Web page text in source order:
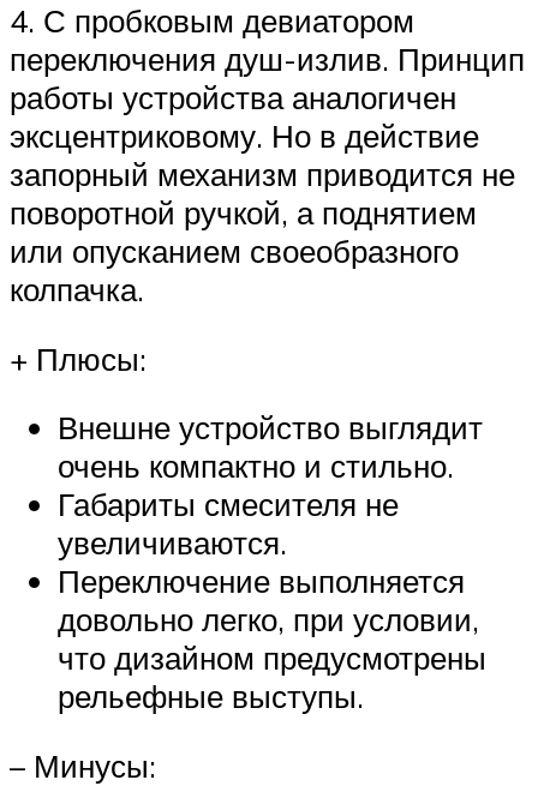
4. С пробковым девиатором
переключения душ-излив. Принцип
работы устройства аналогичен
эксцентриковому. Но в действие
запорный механизм приводится не
поворотной ручкой, а поднятием
или опусканием своеобразного
колпачка.
+ Плюсы:
Внешне устройство выглядит
очень компактно и стильно.
Габариты смесителя не
увеличиваются.
Переключение выполняется
довольно легко, при условии,
что дизайном предусмотрены
рельефные выступы.
– Минусы: